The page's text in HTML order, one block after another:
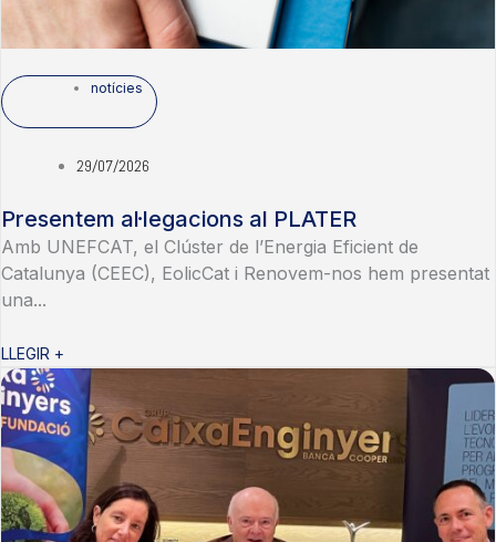
notícies
29/07/2026
Presentem al·legacions al PLATER
Amb UNEFCAT, el Clúster de l’Energia Eficient de
Catalunya (CEEC), EolicCat i Renovem-nos hem presentat
una...
LLEGIR +